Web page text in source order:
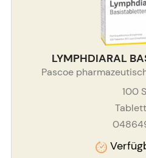
LYMPHDIARAL
Pascoe
100